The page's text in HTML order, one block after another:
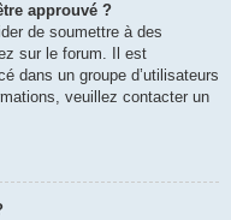
approuvé ?
de soumettre à des
sur le forum. Il est
dans un groupe d’utilisateurs
veuillez contacter un